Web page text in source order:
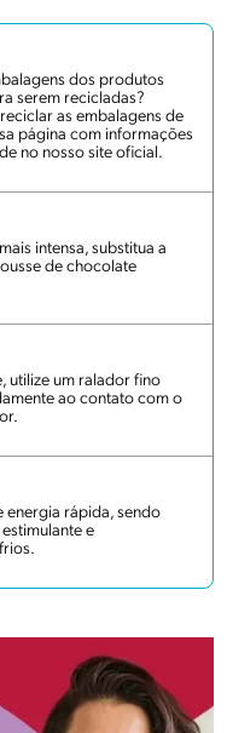
dos produtos
serem recicladas?
as embalagens de
página com informações
no nosso site oficial.
intensa, substitua a
de chocolate
utilize um ralador fino
ao contato com o
energia rápida, sendo
e